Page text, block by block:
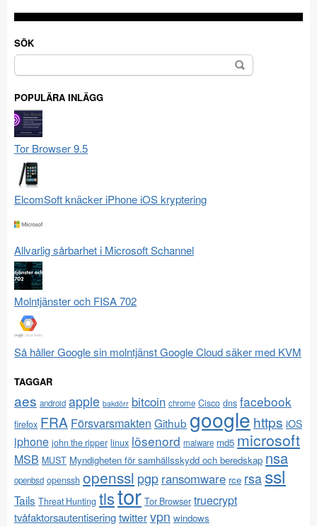
SÖK
Sök
efter:
POPULÄRA INLÄGG
Tor Browser 9.5
ElcomSoft knäcker iPhone iOS kryptering
Allvarlig sårbarhet i Microsoft Schannel
Molntjänster och FISA 702
Så håller Google sin molntjänst Google Cloud säker med KVM
TAGGAR
aes android apple bakdörr bitcoin chrome Cisco dns facebook
firefox FRA Försvarsmakten Github google https iOS
iphone john the ripper linux lösenord malware md5 microsoft
MSB MUST Myndigheten för samhällsskydd och beredskap nsa
openbsd openssh openssl pgp ransomware rce rsa ssl
Tails Threat Hunting tlstor Tor Browser truecrypt
tvåfaktorsautentiseringtwittervpn windows